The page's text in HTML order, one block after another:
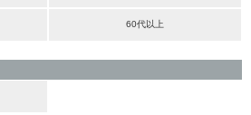
60代以上